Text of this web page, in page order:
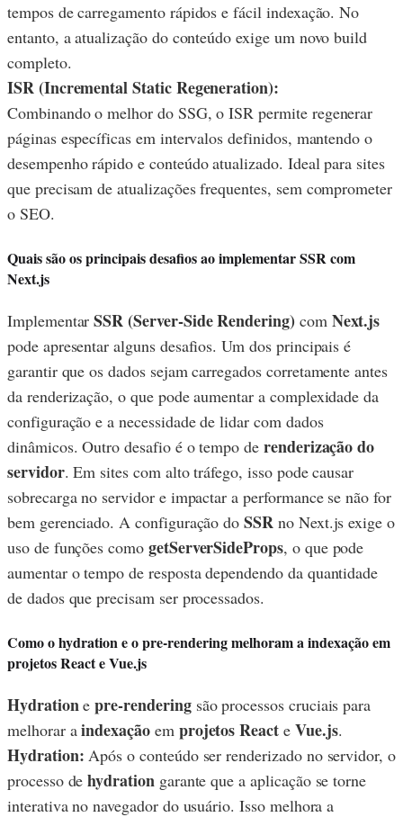
tempos de carregamento rápidos e fácil indexação. No
entanto, a atualização do conteúdo exige um novo build
completo.
ISR (Incremental Static Regeneration):
Combinando o melhor do SSG, o ISR permite regenerar
páginas específicas em intervalos definidos, mantendo o
desempenho rápido e conteúdo atualizado. Ideal para sites
que precisam de atualizações frequentes, sem comprometer
o SEO.
Quais são os principais desafios ao implementar SSR com
Next.js
ImplementarSSR (Server-Side Rendering) com Next.js
pode apresentar alguns desafios. Um dos principais é
garantir que os dados sejam carregados corretamente antes
da renderização, o que pode aumentar a complexidade da
configuração e a necessidade de lidar com dados
dinâmicos. Outro desafio é o tempo de renderização do
servidor. Em sites com alto tráfego, isso pode causar
sobrecarga no servidor e impactar a performance se não for
bem gerenciado. A configuração doSSR no Next.js exige o
uso de funções como getServerSideProps, o que pode
aumentar o tempo de resposta dependendo da quantidade
de dados que precisam ser processados.
Como o hydration e o pre-rendering melhoram a indexação em
projetos React e Vue.js
Hydrationepre-renderingsão processos cruciais para
melhorar aindexaçãoem projetos Reacte Vue.js.
Hydration: Após o conteúdo ser renderizado no servidor, o
processo dehydration garante que a aplicação se torne
interativa no navegador do usuário. Isso melhora a